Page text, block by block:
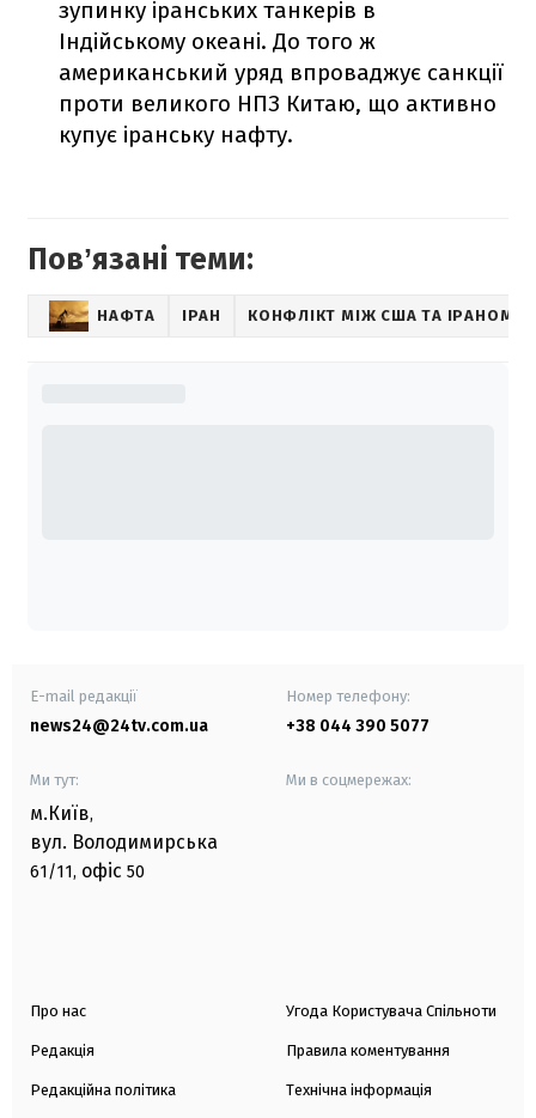
зупинку іранських танкерів в
Індійському океані. До того ж
американський уряд впроваджує санкції
проти великого НПЗ Китаю, що активно
купує іранську нафту.
Повʼязані теми:
НАФТА ІРАН КОНФЛІКТ МІЖ США ТА ІРАНОМ
E-mail редакції
news24@24tv.com.ua
Номер телефону:
+38 044 390 5077
Ми тут:
м.Київ,
вул. Володимирська
61/11, офіс 50
Ми в соцмережах:
Про нас
Редакція
Редакційна політика
Угода Користувача Спільноти
Правила коментування
Технічна інформація